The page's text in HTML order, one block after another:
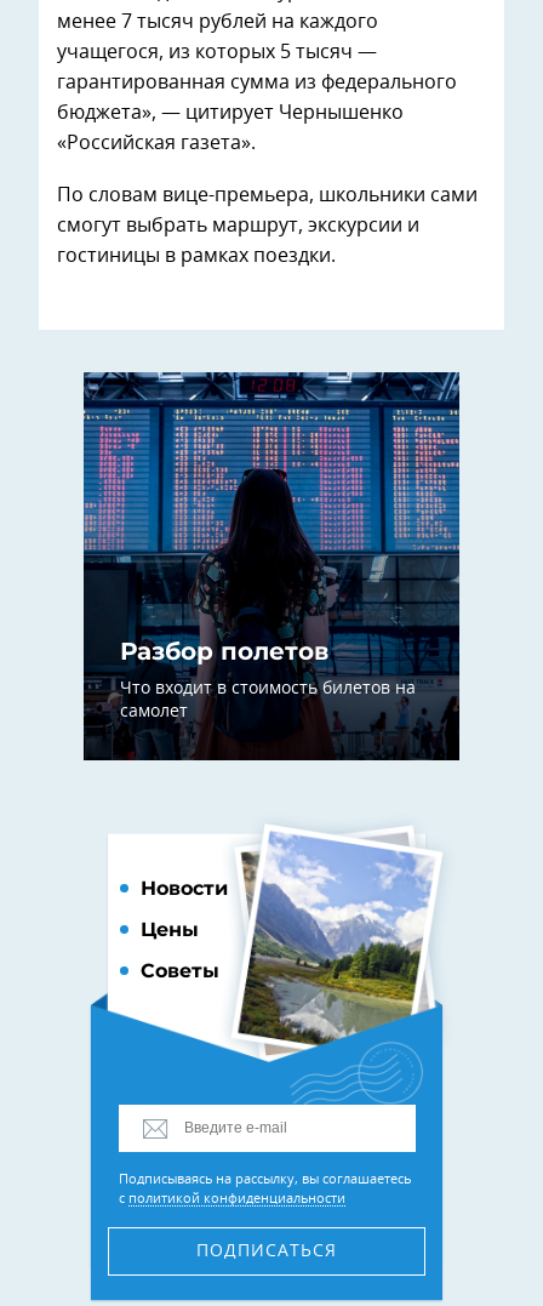
менее 7 тысяч рублей на каждого
учащегося, из которых 5 тысяч —
гарантированная сумма из федерального
бюджета», — цитирует Чернышенко
«Российская газета».
По словам вице-премьера, школьники сами
смогут выбрать маршрут, экскурсии и
гостиницы в рамках поездки.
Разбор полетов
Что входит в стоимость билетов на
самолет
Новости
Цены
Советы
Подписываясь на рассылку, вы соглашаетесь
с политикой конфиденциальности
ПОДПИСАТЬСЯ